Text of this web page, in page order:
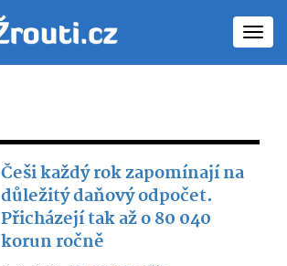
Češi každý rok zapomínají na
důležitý daňový odpočet.
Přicházejí tak až o 80 040
korun ročně